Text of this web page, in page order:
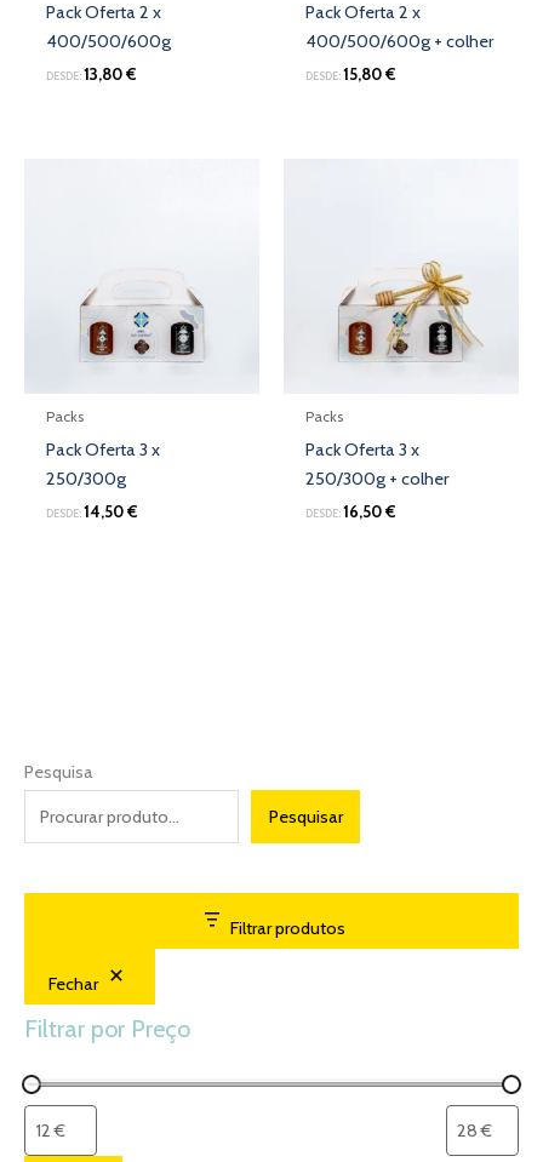
Pesquisa
Pesquisar
Filtrar produtos
Fechar
Filtrar por Preço
Pack Oferta 2 x
400/500/600g
DESDE: 13,80€
Pack Oferta 2 x
400/500/600g + colher
DESDE: 15,80€
Packs
Pack Oferta 3 x
250/300g
DESDE: 14,50€
Packs
Pack Oferta 3 x
250/300g + colher
DESDE: 16,50€